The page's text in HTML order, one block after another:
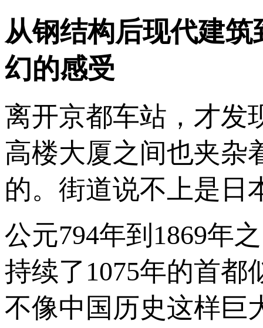
从钢结构后现代建
幻的感受
离开京都车站，才发
高楼大厦之间也夹杂
的。街道说不上是日
公元794年到1869年
持续了1075年的首
不像中国历史这样巨